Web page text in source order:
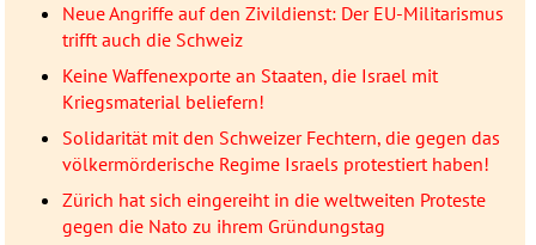
Neue Angriffe auf den Zivildienst: Der EU-Militarismus
trifft auch die Schweiz
Keine Waffenexporte an Staaten, die Israel mit
Kriegsmaterial beliefern!
Solidarität mit den Schweizer Fechtern, die gegen das
völkermörderische Regime Israels protestiert haben!
Zürich hat sich eingereiht in die weltweiten Proteste
gegen die Nato zu ihrem Gründungstag